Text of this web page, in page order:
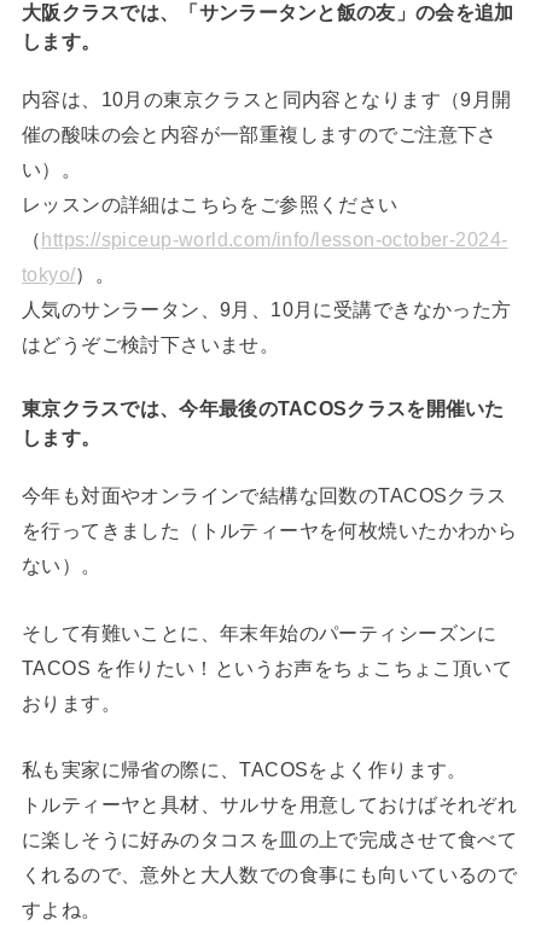
大阪クラスでは、「サンラータンと飯の友」の会を追加
します。
内容は、10月の東京クラスと同内容となります（9月開
催の酸味の会と内容が一部重複しますのでご注意下さ
い）。
レッスンの詳細はこちらをご参照ください
（https://spiceup-world.com/info/lesson-october-2024-
tokyo/）。
人気のサンラータン、9月、10月に受講できなかった方
はどうぞご検討下さいませ。
東京クラスでは、今年最後のTACOSクラスを開催いた
します。
今年も対面やオンラインで結構な回数のTACOSクラス
を行ってきました（トルティーヤを何枚焼いたかわから
ない）。
そして有難いことに、年末年始のパーティシーズンに
TACOS を作りたい！というお声をちょこちょこ頂いて
おります。
私も実家に帰省の際に、TACOSをよく作ります。
トルティーヤと具材、サルサを用意しておけばそれぞれ
に楽しそうに好みのタコスを皿の上で完成させて食べて
くれるので、意外と大人数での食事にも向いているので
すよね。